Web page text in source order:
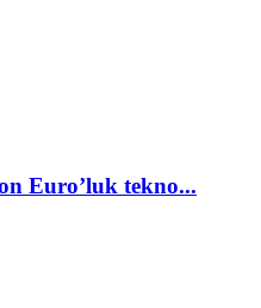
Euro’luk tekno...